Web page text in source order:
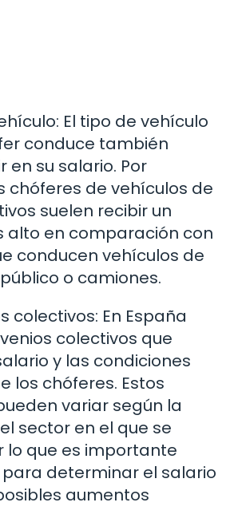
El tipo de vehículo
conduce también
en su salario. Por
chóferes de vehículos de
suelen recibir un
alto en comparación con
conducen vehículos de
o camiones.
colectivos: En España
colectivos que
y las condiciones
los chóferes. Estos
variar según la
sector en el que se
lo que es importante
determinar el salario
aumentos